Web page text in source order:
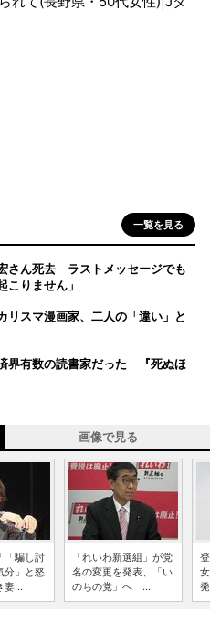
一覧を見る
さん死去 ラストメッセージでも
りません」
スマ漫画家、二人の「違い」と
界有数の読書家だった 『死ぬほ
画像で見る
「騙し討
分」と怒
妻...
「れいわ新選組」が党
名の変更を発表、「い
のちの党」へ ...